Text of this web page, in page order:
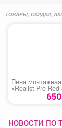
ТОВАРЫ, СКИДКИ,
Пена монтажная
«Realist Pro Red
НОВОСТИ ПО